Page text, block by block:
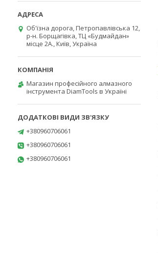
Об'їзна дорога, Петропавлівська 12,
р-н. Борщагівка, ТЦ «Будмайдан»
місце 2А., Київ, Україна
Магазин професійного алмазного
інструмента DiamTools в Україні
+380960706061
+380960706061
+380960706061